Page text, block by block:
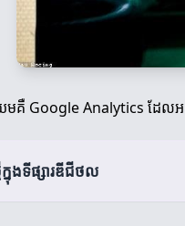
Analytics ដែលអនុញ្
នុងទីផ្សារឌីជីថល